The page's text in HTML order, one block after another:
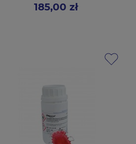
Cena
185,00 zł